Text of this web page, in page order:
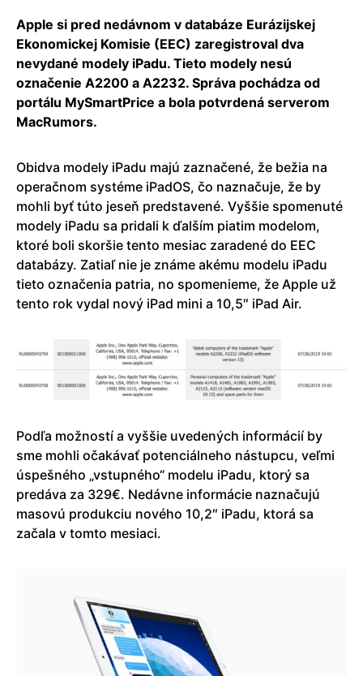
Apple si pred nedávnom v databáze Eurázijskej
Ekonomickej Komisie (EEC) zaregistroval dva
nevydané modely iPadu. Tieto modely nesú
označenie A2200 a A2232. Správa pochádza od
portálu MySmartPrice a bola potvrdená serverom
MacRumors.
Obidva modely iPadu majú zaznačené, že bežia na
operačnom systéme iPadOS, čo naznačuje, že by
mohli byť túto jeseň predstavené. Vyššie spomenuté
modely iPadu sa pridali k ďalším piatim modelom,
ktoré boli skoršie tento mesiac zaradené do EEC
databázy. Zatiaľ nie je známe akému modelu iPadu
tieto označenia patria, no spomenieme, že Apple už
tento rok vydal nový iPad mini a 10,5″ iPad Air.
Podľa možností a vyššie uvedených informácií by
sme mohli očakávať potenciálneho nástupcu, veľmi
úspešného „vstupného“ modelu iPadu, ktorý sa
predáva za 329€. Nedávne informácie naznačujú
masovú produkciu nového 10,2″ iPadu, ktorá sa
začala v tomto mesiaci.